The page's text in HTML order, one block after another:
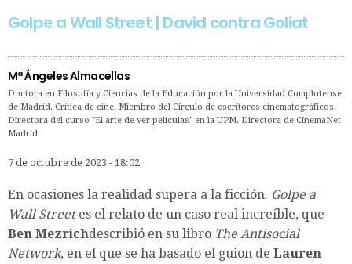
Golpe a Wall Street | David contra Goliat
Mª Ángeles Almacellas
Doctora en Filosofía y Ciencias de la Educación por la Universidad Complutense
de Madrid. Crítica de cine. Miembro del Círculo de escritores cinematográficos.
Directora del curso "El arte de ver películas" en la UPM. Directora de CinemaNet-
Madrid.
7 de octubre de 2023 - 18:02
En ocasiones la realidad supera a la ficción. Golpe a
Wall Street es el relato de un caso real increíble, que
Ben Mezrichdescribió en su libro The Antisocial
Network, en el que se ha basado el guion de Lauren